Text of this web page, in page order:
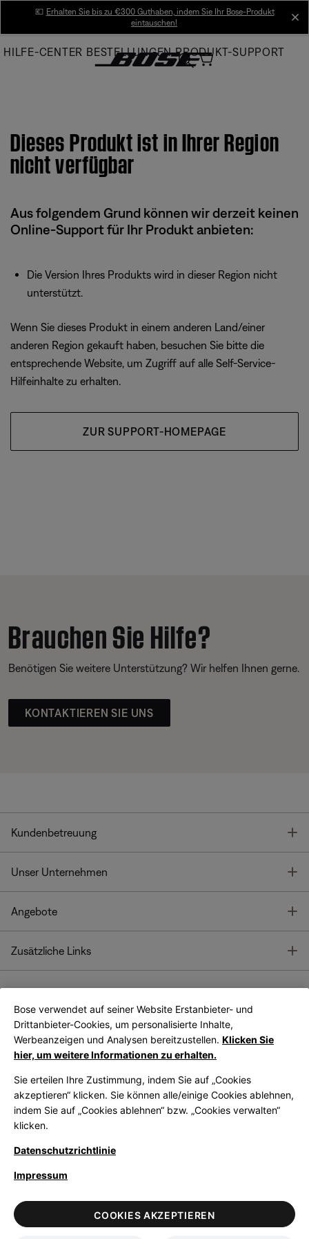
Main
💶 Erhalten Sie bis zu €300 Guthaben, indem Sie Ihr Bose-Produkt
eintauschen!
HILFE-CENTER BESTELLUNGEN PRODUKT-SUPPORT
Dieses Produkt ist in Ihrer Region
nicht verfügbar
Aus folgendem Grund können wir derzeit keinen
Online-Support für Ihr Produkt anbieten:
Die Version Ihres Produkts wird in dieser Region nicht
unterstützt.
Wenn Sie dieses Produkt in einem anderen Land/einer
anderen Region gekauft haben, besuchen Sie bitte die
entsprechende Website, um Zugriff auf alle Self-Service-
Hilfeinhalte zu erhalten.
ZUR SUPPORT-HOMEPAGE
Brauchen Sie Hilfe?
Benötigen Sie weitere Unterstützung? Wir helfen Ihnen gerne.
KONTAKTIEREN SIE UNS
Kundenbetreuung
Unser Unternehmen
Angebote
Zusätzliche Links
Bose App
Bose Connect
App
LegalDatenschutzrichtlinieZugänglichkeitHinweis zu Cookies
VerkaufsbedingungenNutzungsbedingungen
Bose verwendet auf seiner Website Erstanbieter- und
Drittanbieter-Cookies, um personalisierte Inhalte,
Werbeanzeigen und Analysen bereitzustellen. Klicken Sie
hier, um weitere Informationen zu erhalten.
Sie erteilen Ihre Zustimmung, indem Sie auf „Cookies
akzeptieren“ klicken. Sie können alle/einige Cookies ablehnen,
indem Sie auf „Cookies ablehnen“ bzw. „Cookies verwalten“
klicken.
Datenschutzrichtlinie
Impressum
COOKIES AKZEPTIEREN